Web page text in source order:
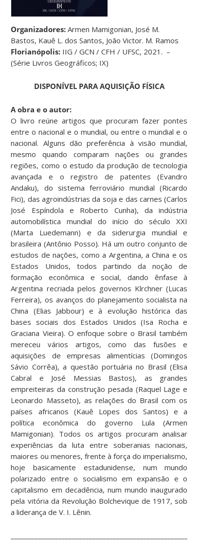
Organizadores: Armen Mamigonian, José M.
Bastos, Kauê L. dos Santos, João Victor. M. Ramos
Florianópolis: IIG / GCN / CFH / UFSC, 2021. –
(Série Livros Geográficos; IX)
DISPONÍVEL PARA AQUISIÇÃO FÍSICA
A obra e o autor:
O livro reúne artigos que procuram fazer pontes
entre o nacional e o mundial, ou entre o mundial e o
nacional. Alguns dão preferência à visão mundial,
mesmo quando comparam nações ou grandes
regiões, como o estudo da produção de tecnologia
avançada e o registro de patentes (Evandro
Andaku), do sistema ferroviário mundial (Ricardo
Fici), das agroindústrias da soja e das carnes (Carlos
José Espíndola e Roberto Cunha), da indústria
automobilística mundial do início do século XXI
(Marta Luedemann) e da siderurgia mundial e
brasileira (Antônio Posso). Há um outro conjunto de
estudos de nações, como a Argentina, a China e os
Estados Unidos, todos partindo da noção de
formação econômica e social, dando ênfase à
Argentina recriada pelos governos Klrchner (Lucas
Ferreira), os avanços do planejamento socialista na
China (Elias Jabbour) e à evolução histórica das
bases sociais dos Estados Unidos (Isa Rocha e
Graciana Vieira). O enfoque sobre o Brasil também
mereceu vários artigos, como das fusões e
aquisições de empresas alimentícias (Domingos
Sávio Corrêa), a questão portuária no Brasil (Elisa
Cabral e José Messias Bastos), as grandes
empreiteiras da construção pesada (Raquel Lage e
Leonardo Masseto), as relações do Brasil com os
países africanos (Kauê Lopes dos Santos) e a
política econômica do governo Lula (Armen
Mamigonian). Todos os artigos procuram analisar
experiências da luta entre soberanias nacionais,
maiores ou menores, frente à força do imperialismo,
hoje basicamente estadunidense, num mundo
polarizado entre o socialismo em expansão e o
capitalismo em decadência, num mundo inaugurado
pela vitória da Revolução Bolchevique de 1917, sob
a liderança de V. I. Lênin.